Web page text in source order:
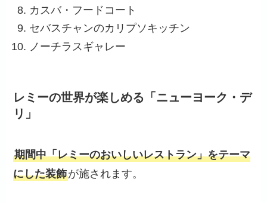
カスバ・フードコート
セバスチャンのカリプソキッチン
ノーチラスギャレー
レミーの世界が楽しめる「ニューヨーク・デ
リ」
期間中「レミーのおいしいレストラン」をテーマ
にした装飾が施されます。